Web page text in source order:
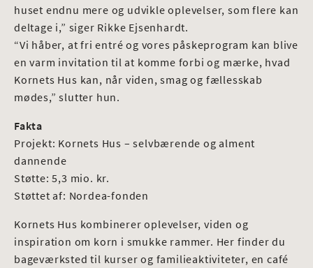
huset endnu mere og udvikle oplevelser, som flere kan
deltage i,” siger Rikke Ejsenhardt.
“Vi håber, at fri entré og vores påskeprogram kan blive
en varm invitation til at komme forbi og mærke, hvad
Kornets Hus kan, når viden, smag og fællesskab
mødes,” slutter hun.
Fakta
Projekt: Kornets Hus – selvbærende og alment
dannende
Støtte: 5,3 mio. kr.
Støttet af: Nordea-fonden
Kornets Hus kombinerer oplevelser, viden og
inspiration om korn i smukke rammer. Her finder du
bageværksted til kurser og familieaktiviteter, en café